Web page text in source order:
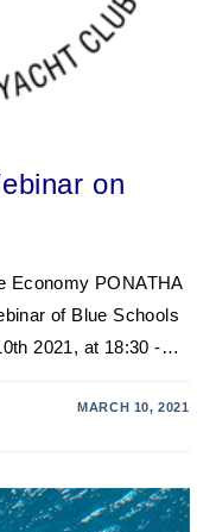
on
Economy PONATHA
of Blue Schools
2021, at 18:30 -…
MARCH 10, 2021